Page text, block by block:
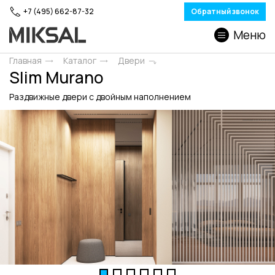
+7 (495) 662-87-32 Обратный звонок
Меню
Главная Каталог Двери
Slim Murano
Раздвижные двери c двойным наполнением